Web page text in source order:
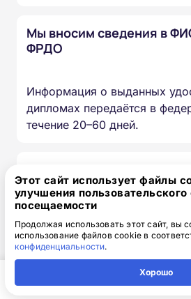
Мы вносим сведения в
ФРДО
Информация о выданных
дипломах передаётся в
течение 20–60 дней.
документов
Скан-копии направляем на
окончания курса, оригиналы
Почтой России бесплатно.
Этот сайт использует файлы
улучшения
посещаемости
Продолжая использовать этот сайт, вы
использование файлов cookie в
конфиденциальности.
Хорошо